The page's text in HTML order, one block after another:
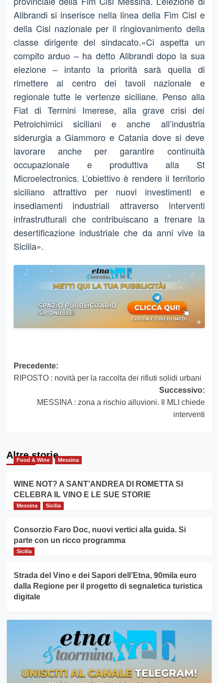
Alibrandi si inserisce nella linea della Fim Cisl e
della Cisl nazionale per il ringiovanimento della
classe dirigente del sindacato.«Ci aspetta un
compito arduo – ha detto Alibrandi dopo la sua
elezione – intanto la priorità sarà quella di
rimettere al centro dei tavoli nazionale e
regionale tutte le vertenze siciliane. Penso alla
Fiat di Termini Imerese, alla grave crisi dei
Petrolchimici siciliani e anche all’industria
siderurgia a Giammoro e Catania dove si deve
lavorare anche per garantire continuità
occupazionale e produttiva alla St
Microelectronics. L’obiettivo è rendere il territorio
siciliano attrattivo per nuovi investimenti e
insediamenti industriali attraverso interventi
infrastrutturali che contribuiscano a frenare la
desertificazione industriale che da anni vive la
Sicilia».
Navigazione
articolo
Precedente:
RIPOSTO : novità per la raccolta dei rifiuti solidi urbani
Successivo:
MESSINA : zona a rischio alluvioni. Il MLI chiede
interventi
Altre storie
Food & Wine Messina
WINE NOT? A SANT’ANDREA DI ROMETTA SI
CELEBRA IL VINO E LE SUE STORIE
Messina Sicilia
Consorzio Faro Doc, nuovi vertici alla guida. Si
parte con un ricco programma
Sicilia
Strada del Vino e dei Sapori dell’Etna, 90mila euro
dalla Regione per il progetto di segnaletica turistica
digitale